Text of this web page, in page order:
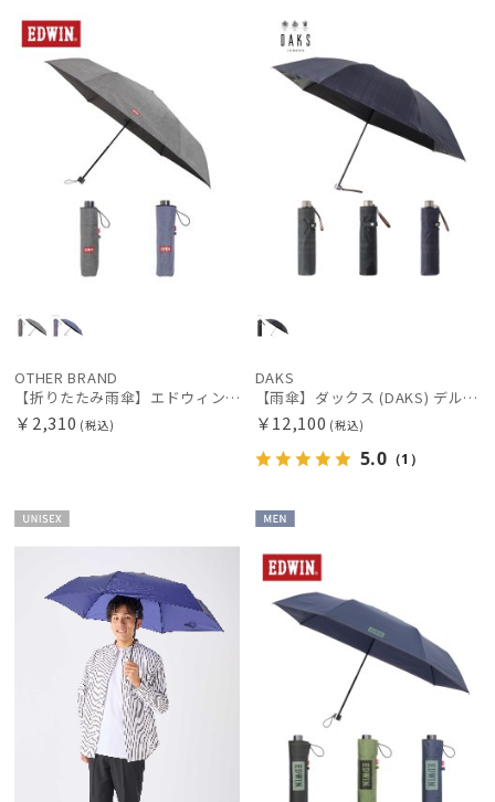
レディース キッズ
カテゴリー
ブランド
BLUNT
DAKS
ダックス
FURLA
フルラ
Fuwacool®
フワクール®
Gracy
グレイシー
価格の高い
価格の低い
人気順
売上点数順
お気に入り
OTHER BRAND
【折りたたみ雨傘】エドウィン (EDWIN) シャンブレー
￥2,310 (税込)
DAKS
【雨傘】ダックス (DAKS) デルタプリント遮光ラミネート チェック 折りたたみ傘 遮熱遮光 耐風傘 ゲリラ豪雨対応傘
￥12,100 (税込)
5.0 （1）